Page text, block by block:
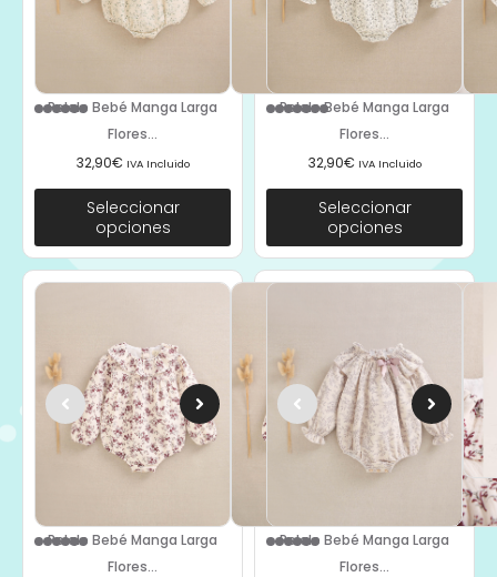
Pelele Bebé Manga Larga
Flores...
32,90€ IVA Incluido
Seleccionar
opciones
Pelele Bebé Manga Larga
Flores...
32,90€ IVA Incluido
Seleccionar
opciones
Pelele Bebé Manga Larga
Flores...
Pelele Bebé Manga Larga
Flores...